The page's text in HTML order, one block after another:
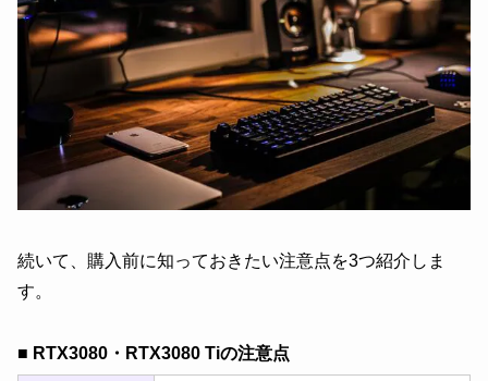
続いて、購入前に知っておきたい注意点を3つ紹介しま
す。
■ RTX3080・RTX3080 Tiの注意点